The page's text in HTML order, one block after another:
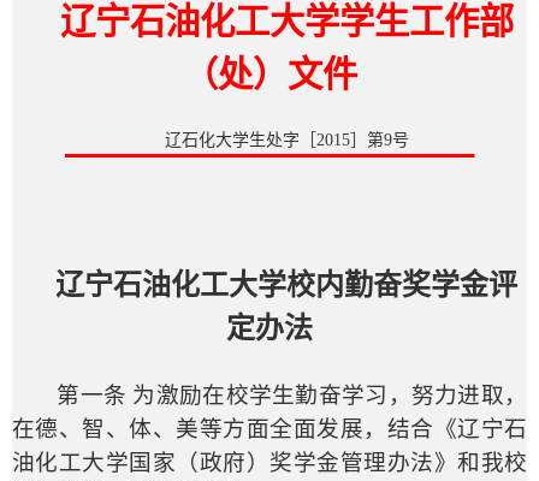
辽宁石油化工大学学生工作部
（处）文件
辽石化大学生处字［ 2015］第9号
辽宁石油化工大学校内勤奋奖学金评
定办法
第一条 为激励在校学生勤奋学习，努力进取，
在德、智、体、美等方面全面发展，结合《辽宁石
油化工大学国家（政府）奖学金管理办法》和我校